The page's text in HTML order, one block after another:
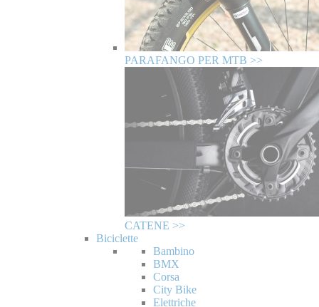
PARAFANGO PER MTB >>
CATENE >>
Biciclette
Bambino
BMX
Corsa
City Bike
Elettriche